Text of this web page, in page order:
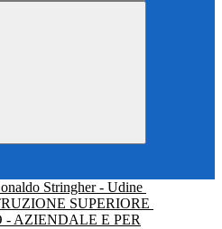
Stringher - Udine
SUPERIORE
- AZIENDALE E PER